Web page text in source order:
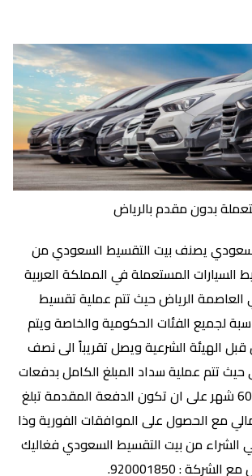
بدون مقدم بالرياض
يصنف بيت التقسيط السعودي من
المستعملة في المملكة العربية
الرياض حيث تتم عملية تقسيط
لجميع الفئات الحكومية والخاصة ويتم
الهيئة الشرعية ويصل تقريباً الى نصف
تتم عملية سداد المبلغ الكامل بدفعات
مقسطة على مدار 60 شهر على ان تكون الدفعة المقدمة تبلغ
مع الحصول على الموافقات الفورية وذا
الشراء من بيت التقسيط السعودي فغاليك
: 920001850.